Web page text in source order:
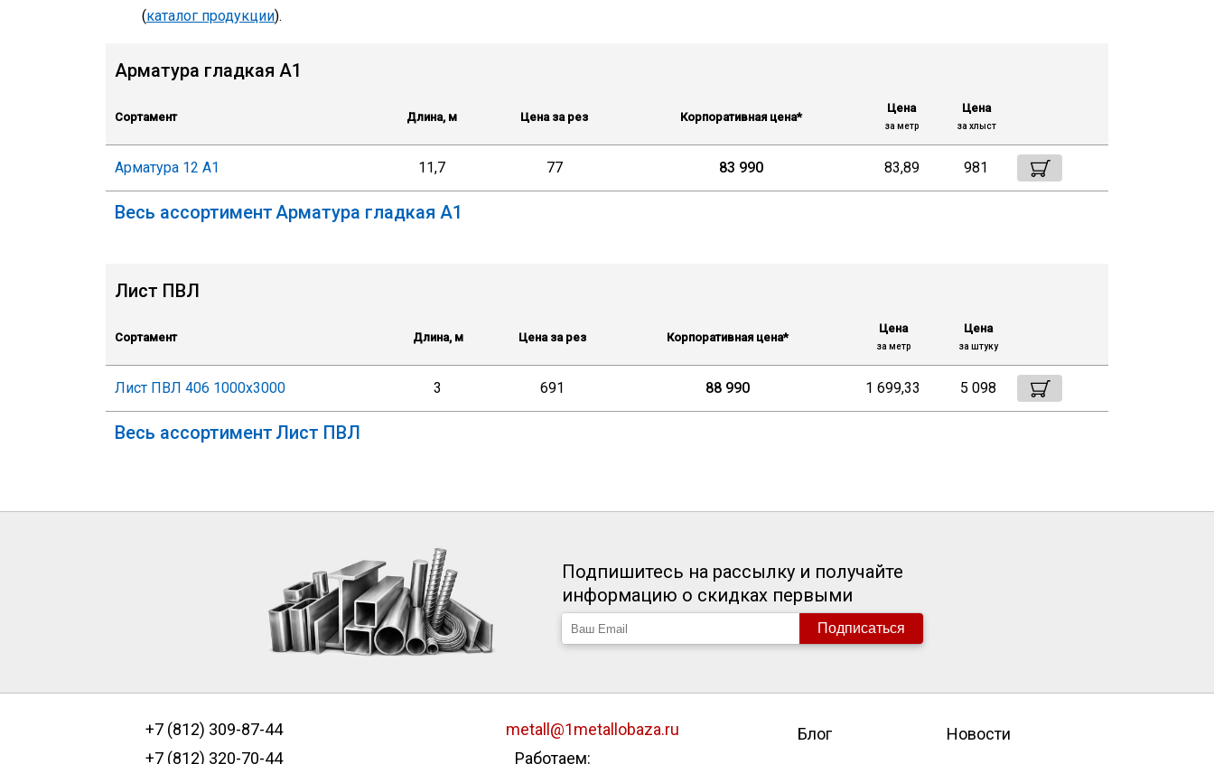
(каталог продукции).
Арматура гладкая А1
Арматура гладкая А1
Сортамент Длина, м Цена за рез Корпоративная цена*
Цена
за метр
Цена
за хлыст
Арматура 12 А1 11,7 77 83 990 83,89 981
Лист ПВЛ
Лист ПВЛ
Сортамент Длина, м Цена за рез Корпоративная цена*
Цена
за метр
Цена
за штуку
Лист ПВЛ 406 1000х3000 3 691 88 990 1 699,33 5 098
Подпишитесь на рассылку и получайте
информацию о скидках первыми
Подписаться
+7 (812) 309-87-44
+7 (812) 320-70-44
metall@1metallobaza.ru
Работаем:
Блог Новости